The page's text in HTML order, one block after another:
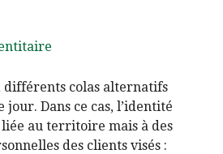
différents colas alternatifs
Dans ce cas, l’identité
au territoire mais à des
des clients visés :